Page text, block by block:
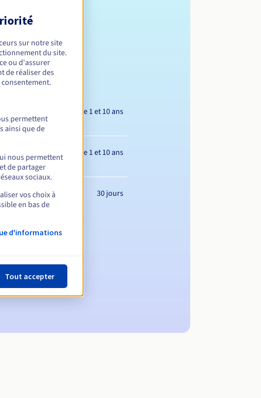
Entre 1 et 10 ans
Entre 1 et 10 ans
30 jours
de domaine
sur notre site
du site.
ou d'assurer
de réaliser des
consentement.
permettent
ainsi que de
nous permettent
de partager
sociaux.
vos choix à
en bas de
d'informations
Tout accepter